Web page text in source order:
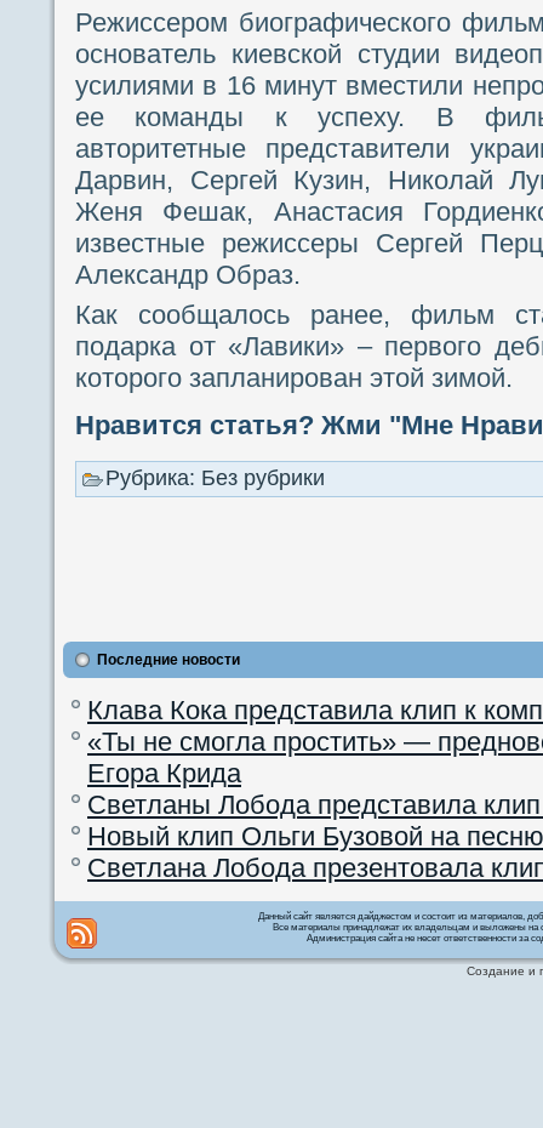
Режиссером биографического
основатель киевской студии
усилиями в 16 минут вместили
ее команды к успеху. В
авторитетные представители
Дарвин, Сергей Кузин, Николай
Женя Фешак, Анастасия
известные режиссеры Сергей
Александр Образ.
Как сообщалось ранее, фильм
подарка от «Лавики» – первого
которого запланирован этой зимой.
Нравится статья? Жми "Мне
Рубрика: Без рубрики
Последние новости
Клава Кока представила клип к
«Ты не смогла простить» —
Егора Крида
Светланы Лобода представила
Новый клип Ольги Бузовой на
Светлана Лобода презентовала
Данный сайт является дайджестом и состоит из материалов,
Все материалы принадлежат их владельцам и выложены на
Администрация сайта не несет ответственности за
Создание и